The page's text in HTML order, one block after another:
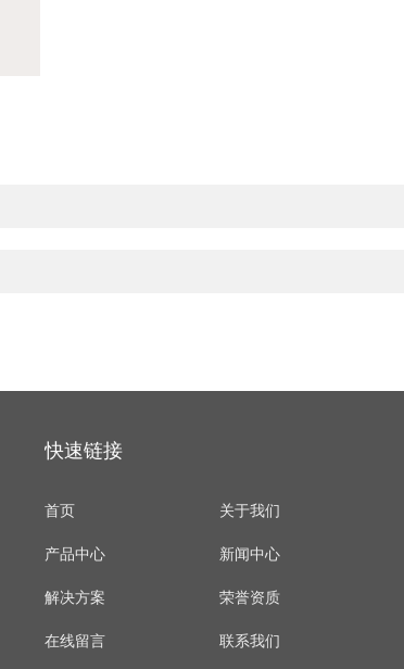
快速链接
首页 关于我们
产品中心 新闻中心
解决方案 荣誉资质
在线留言 联系我们